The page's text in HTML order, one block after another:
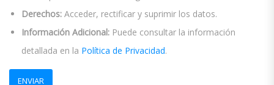
Derechos: Acceder, rectificar y suprimir los datos.
Información Adicional: Puede consultar la información
detallada en la Política de Privacidad.